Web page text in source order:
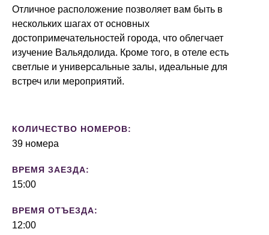
Отличное расположение позволяет вам быть в
нескольких шагах от основных
достопримечательностей города, что облегчает
изучение Вальядолида. Кроме того, в отеле есть
светлые и универсальные залы, идеальные для
встреч или мероприятий.
КОЛИЧЕСТВО НОМЕРОВ:
39 номера
ВРЕМЯ ЗАЕЗДА:
15:00
ВРЕМЯ ОТЪЕЗДА:
12:00